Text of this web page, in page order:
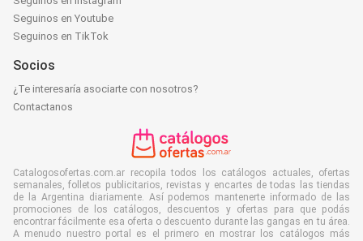
Seguinos en Youtube
Seguinos en TikTok
Socios
¿Te interesaría asociarte con nosotros?
Contactanos
Catalogosofertas.com.ar recopila todos los catálogos actuales, ofertas
semanales, folletos publicitarios, revistas y encartes de todas las tiendas
de la Argentina diariamente. Así podemos mantenerte informado de las
promociones de los catálogos, descuentos y ofertas para que podás
encontrar fácilmente esa oferta o descuento durante las gangas en tu área.
A menudo nuestro portal es el primero en mostrar los catálogos más